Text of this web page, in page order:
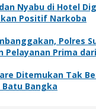
Nyabu di Hotel
Positif Narkoba
Polres
Pelayanan Prima
Ditemukan Tak
Bangka